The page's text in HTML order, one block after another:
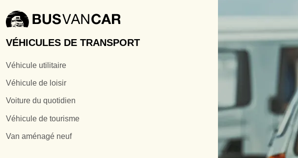
VÉHICULES DE TRANSPORT
Véhicule utilitaire
Véhicule de loisir
Voiture du quotidien
Véhicule de tourisme
Van aménagé neuf